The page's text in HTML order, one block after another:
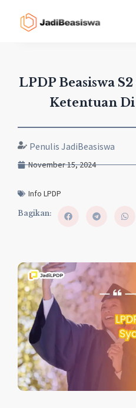
Penulis JadiBeasiswa
November 15, 2024
Info LPDP
Bagikan:
LPDP Beasiswa
Ketentuan